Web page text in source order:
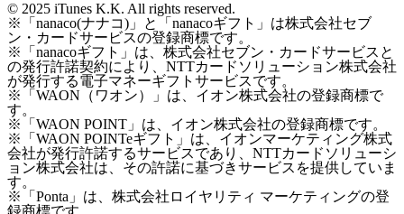
© 2025 iTunes K.K. All rights reserved.
※「nanaco(ナナコ)」と「nanacoギフト」は株式会社セブ
ン・カードサービスの登録商標です。
※「nanacoギフト」は、株式会社セブン・カードサービスと
の発行許諾契約により、NTTカードソリューション株式会社
が発行する電子マネーギフトサービスです。
※「WAON（ワオン）」は、イオン株式会社の登録商標で
す。
※「WAON POINT」は、イオン株式会社の登録商標です。
※「WAON POINTeギフト」は、イオンマーケティング株式
会社が発行許諾するサービスであり、NTTカードソリューシ
ョン株式会社は、その許諾に基づきサービスを提供していま
す。
※「Ponta」は、株式会社ロイヤリティ マーケティングの登